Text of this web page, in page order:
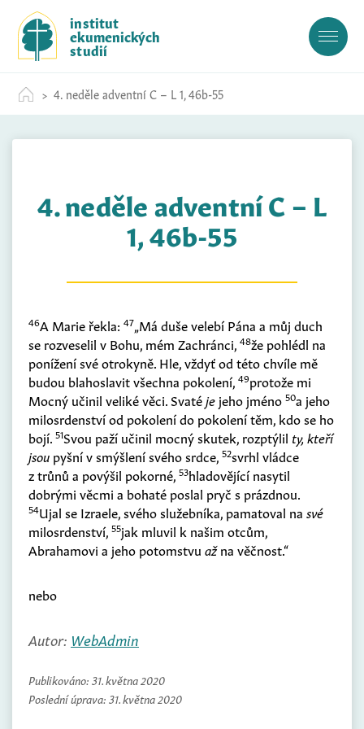
c
institut
ekumenických
studií
4. neděle adventní C – L 1, 46b-55
4. neděle adventní C – L
1, 46b-55
46A Marie řekla: 47„Má duše velebí Pána a můj duch
se rozveselil v Bohu, mém Zachránci, 48že pohlédl na
ponížení své otrokyně. Hle, vždyť od této chvíle mě
budou blahoslavit všechna pokolení, 49protože mi
Mocný učinil veliké věci. Svatéje jeho jméno 50a jeho
milosrdenství od pokolení do pokolení těm, kdo se ho
bojí. 51Svou paží učinil mocný skutek, rozptýlil ty, kteří
jsou pyšní v smýšlení svého srdce, 52svrhl vládce
z trůnů a povýšil pokorné, 53hladovějící nasytil
dobrými věcmi a bohaté poslal pryč s prázdnou.
54Ujal se Izraele, svého služebníka, pamatoval na své
milosrdenství, 55jak mluvil k našim otcům,
Abrahamovi a jeho potomstvu ažna věčnost.“
nebo
Autor: WebAdmin
Publikováno: 31. května 2020
Poslední úprava: 31. května 2020